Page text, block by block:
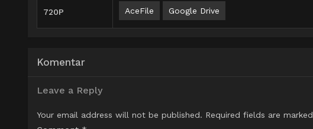
720P AceFile Google Drive
Komentar
Leave a Reply
Your email address will not be published. Required fields are marked